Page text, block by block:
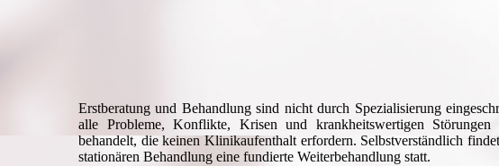
Erstberatung und Behandlung sind nicht durch Spezialisierung
alle Probleme, Konflikte, Krisen und krankheitswertigen Störungen
behandelt, die keinen Klinikaufenthalt erfordern. Selbst­ver­ständ­lich
stationären Behandlung eine fundierte Weiterbehandlung statt.